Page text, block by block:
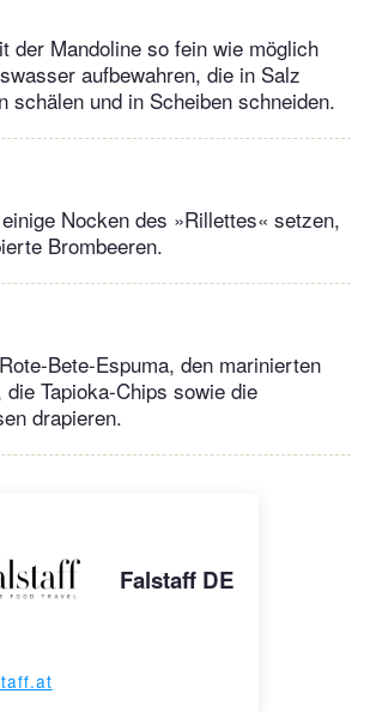
der Mandoline so fein wie möglich
aufbewahren, die in Salz
schälen und in Scheiben schneiden.
Nocken des »Rillettes« setzen,
Brombeeren.
Bete-Espuma, den marinierten
Tapioka-Chips sowie die
drapieren.
Falstaff DE